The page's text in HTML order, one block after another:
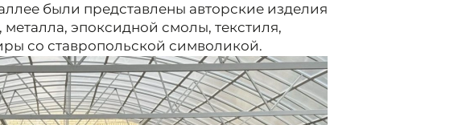
были представлены авторские изделия
эпоксидной смолы, текстиля,
со ставропольской символикой.